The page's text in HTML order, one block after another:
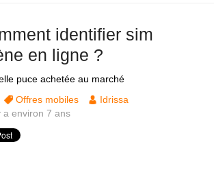
identifier sim
en ligne ?
puce achetée au marché
Offres mobiles
Idrissa
a environ 7 ans